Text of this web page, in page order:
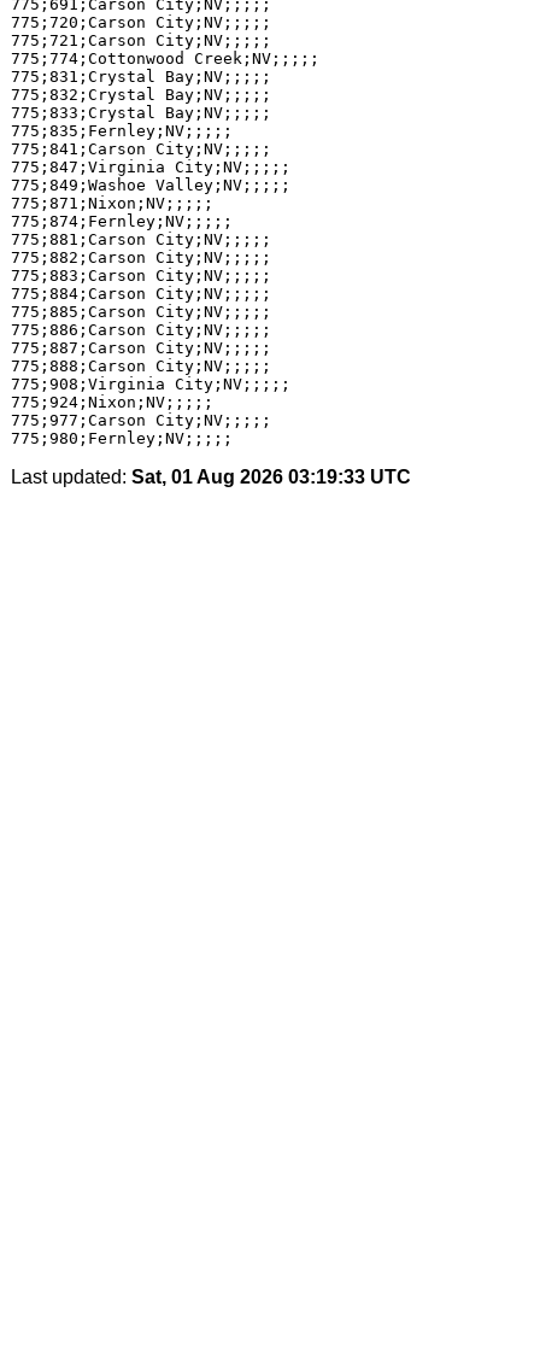
775;691;Carson City;NV;;;;;
775;720;Carson City;NV;;;;;
775;721;Carson City;NV;;;;;
775;774;Cottonwood Creek;NV;;;;;
775;831;Crystal Bay;NV;;;;;
775;832;Crystal Bay;NV;;;;;
775;833;Crystal Bay;NV;;;;;
775;835;Fernley;NV;;;;;
775;841;Carson City;NV;;;;;
775;847;Virginia City;NV;;;;;
775;849;Washoe Valley;NV;;;;;
775;871;Nixon;NV;;;;;
775;874;Fernley;NV;;;;;
775;881;Carson City;NV;;;;;
775;882;Carson City;NV;;;;;
775;883;Carson City;NV;;;;;
775;884;Carson City;NV;;;;;
775;885;Carson City;NV;;;;;
775;886;Carson City;NV;;;;;
775;887;Carson City;NV;;;;;
775;888;Carson City;NV;;;;;
775;908;Virginia City;NV;;;;;
775;924;Nixon;NV;;;;;
775;977;Carson City;NV;;;;;
Last updated: Sat, 01 Aug 2026 03:19:33 UTC